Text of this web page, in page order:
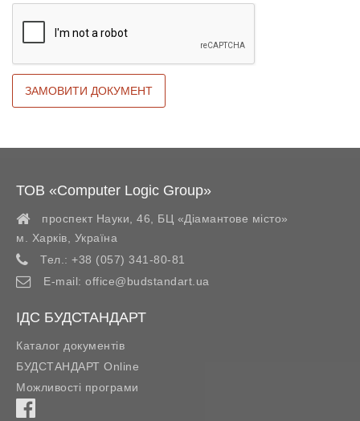
ТОВ «Computer Logic Group»
проспект Науки, 46, БЦ «Діамантове місто»
м. Харків
Україна
Тел.: +38 (057) 341-80-81
E-mail: office@budstandart.ua
ІДС БУДСТАНДАРТ
Каталог документів
БУДСТАНДАРТ Online
Можливості програми